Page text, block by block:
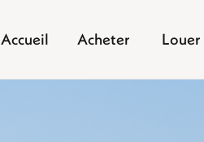
Accueil Acheter Louer